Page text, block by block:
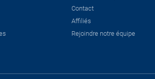
Contact
Affiliés
Rejoindre notre équipe